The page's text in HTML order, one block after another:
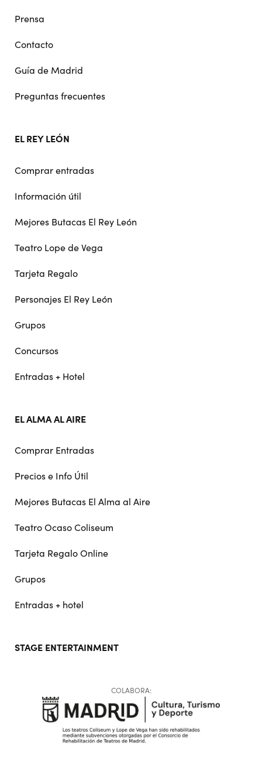
Prensa
Contacto
Guía de Madrid
Preguntas frecuentes
EL REY LEÓN
Comprar entradas
Información útil
Mejores Butacas El Rey León
Teatro Lope de Vega
Tarjeta Regalo
Personajes El Rey León
Grupos
Concursos
Entradas + Hotel
EL ALMA AL AIRE
Comprar Entradas
Precios e Info Útil
Mejores Butacas El Alma al Aire
Teatro Ocaso Coliseum
Tarjeta Regalo Online
Grupos
Entradas + hotel
STAGE ENTERTAINMENT
COLABORA: